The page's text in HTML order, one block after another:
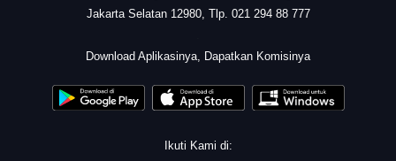
Jakarta Selatan 12980, Tlp. 021 294 88 777
Download Aplikasinya, Dapatkan Komisinya
Ikuti Kami di: